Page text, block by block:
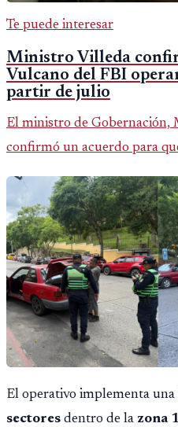
Te puede interesar
Ministro Villeda
Vulcano del FBI
partir de julio
El ministro de Gobernación,
confirmó un acuerdo para
fallido con la
Público.
El operativo implementa una
sectores dentro de la zona 1